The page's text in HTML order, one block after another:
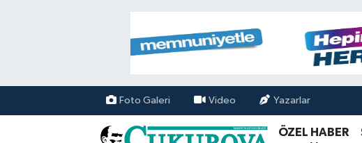
Foto Galeri Video Yazarlar
ÖZEL HABER
Mersin Nöbetçi Eczaneler
Mersin Hava Durumu
Mersin Namaz Vakitleri